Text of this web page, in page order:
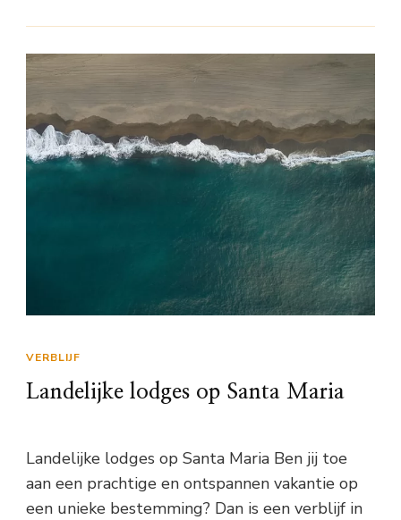
VERBLIJF
Landelijke lodges op Santa Maria
Landelijke lodges op Santa Maria Ben jij toe
aan een prachtige en ontspannen vakantie op
een unieke bestemming? Dan is een verblijf in